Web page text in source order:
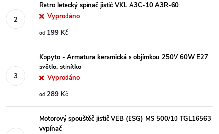
Retro letecký spínač jistič VKL A3C-10 A3R-60
Vyprodáno
od 199 Kč
Kopyto - Armatura keramická s objímkou 250V 60W E27
světlo, stínítko
Vyprodáno
od 289 Kč
Motorový spouštěč jistič VEB (ESG) MS 500/10 TGL16563
vypínač